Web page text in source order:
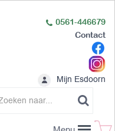
0561-446679
Contact
Mijn Esdoorn